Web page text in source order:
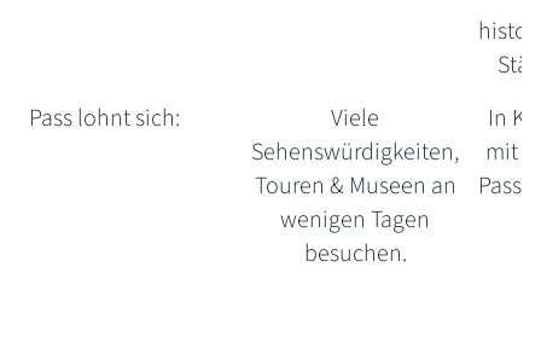
Pass lohnt sich:
Viele
Sehenswürdigkeiten,
Touren & Museen an
wenigen Tagen
besuchen.
In
mit
Pass